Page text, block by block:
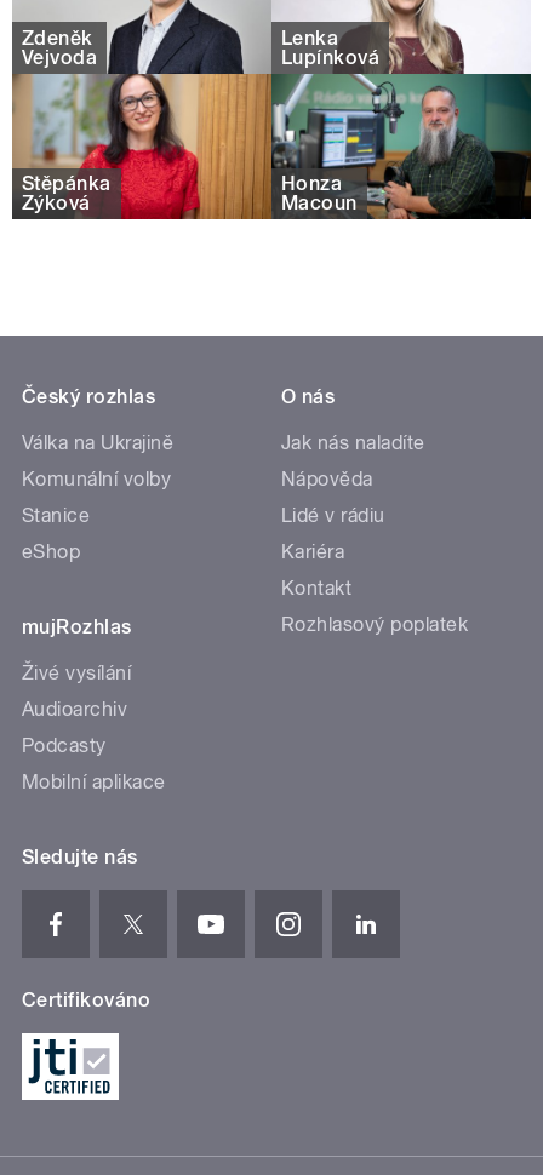
Zdeněk
Vejvoda
Lenka
Lupínková
Štěpánka
Zýková
Honza
Macoun
Český rozhlas
Válka na Ukrajině
Komunální volby
Stanice
eShop
mujRozhlas
Živé vysílání
Audioarchiv
Podcasty
Mobilní aplikace
O nás
Jak nás naladíte
Nápověda
Lidé v rádiu
Kariéra
Kontakt
Rozhlasový poplatek
Sledujte nás
Certifikováno